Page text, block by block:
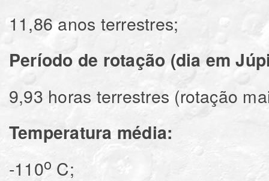
11,86 anos terrestres;
Período de rotação (dia em
9,93 horas terrestres (rotação
Temperatura média:
-110o C;